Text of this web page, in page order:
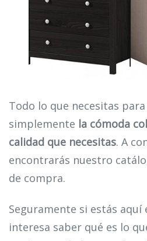
Todo lo que necesitas
simplemente la cómoda
calidad que necesitas. A
encontrarás nuestro
de compra.
Seguramente si estás aquí
interesa saber qué es lo